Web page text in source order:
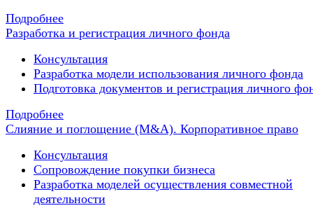
Подробнее
Разработка и регистрация личного фонда
Консультация
Разработка модели использования личного фонда
Подготовка документов и регистрация личного
Подробнее
Слияние и поглощение (M&A). Корпоративное право
Консультация
Сопровождение покупки бизнеса
Разработка моделей осуществления совместной
деятельности